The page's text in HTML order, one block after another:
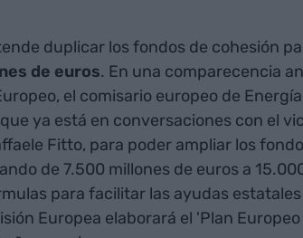
duplicar los fondos de cohesión
de euros. En una comparecencia
el comisario europeo de
ya está en conversaciones con el
Fitto, para poder ampliar los
de 7.500 millones de euros a
para facilitar las ayudas
Europea elaborará el 'Plan